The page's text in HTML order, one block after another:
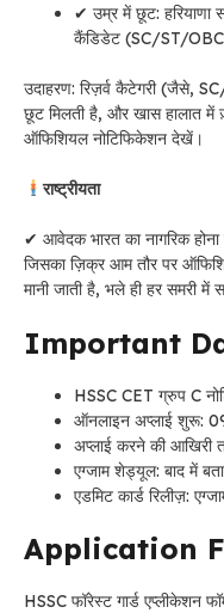
✔ उम्र में छूट: हरियाणा
कैंडिडेट (SC/ST/
उदाहरण: रिज़र्व कैटेगरी (जैसे,
छूट मिलती है, और खास हालात में
ऑफिशियल नोटिफिकेशन देखें।
राष्ट्रीयता
✔ आवेदक भारत का नागरिक होना
जिसका ज़िक्र आम तौर पर
मानी जाती है, भले ही हर समरी में
Important
HSSC CET ग्रुप C
ऑनलाइन अप्लाई शुरू:
अप्लाई करने की आखिरी
एग्जाम शेड्यूल: बाद में
एडमिट कार्ड रिलीज़:
Application
HSSC फॉरेस्ट गार्ड एप्लीकेशन